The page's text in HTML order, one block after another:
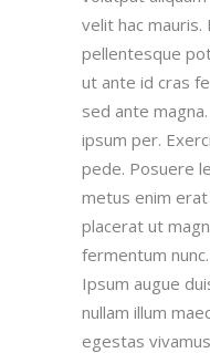
velit hac mauris.
pellentesque
ut ante id cras
sed ante
ipsum per.
pede. Posuere
metus enim
placerat ut
fermentum
Ipsum augue
nullam illum
egestas